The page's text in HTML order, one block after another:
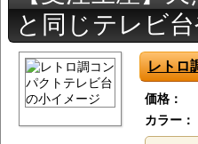
と同じテレビ
レトロ
価格：
カラー：